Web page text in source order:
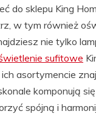
do sklepu King
w tym również
nie tylko
sufitowe
asortymencie
komponują
spójną i